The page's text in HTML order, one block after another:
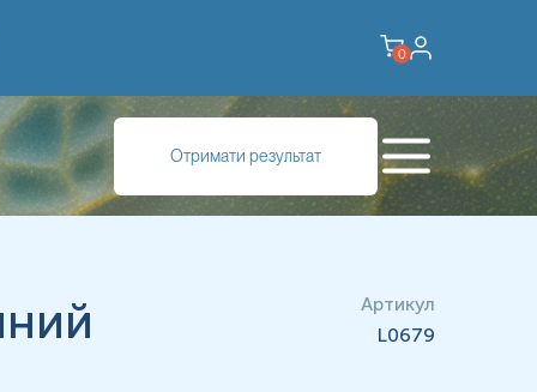
0
Отримати результат
Артикул
L0679